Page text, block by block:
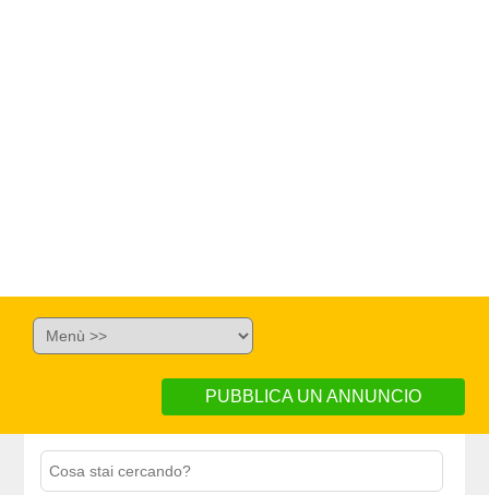
PUBBLICA UN ANNUNCIO